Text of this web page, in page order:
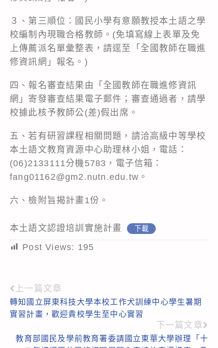
３、第三順位：國民小學有意願教授本土語之學
校編制內現職合格教師。(免填寫線上表單及免
上傳薦派名單彙整表，請逕至「全國教師在職進
修資訊網」報名。)
四、報名審查結果由「全國教師在職進修資訊
網」寄發審查結果電子郵件；審查通過者，請學
校據此核予教師公(差)假出席。
五、若有研習課程相關問題，請洽高級中等學校
本土語文教育資源中心助理林小姐，電話：
(06)2133111分機5783，電子信箱：
fang01162@gm2.nutn.edu.tw。
六、檢附旨揭計畫1份。
本土語文認證培訓實施計畫 下載
Post Views: 195
Read
more
上一篇文章
轉知國立屏東科技大學本校工作犬訓練中心學生暑期
實習計畫，歡迎貴校學生至中心實習
下一篇文章
教育部國民及學前教育署委請國立東華大學辦理「十